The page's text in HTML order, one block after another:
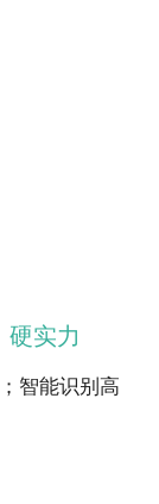
硬实力
智能识别高